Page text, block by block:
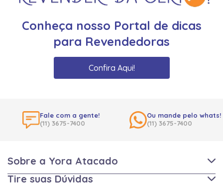
Conheça nosso Portal de dicas
para Revendedoras
Confira Aqui!
Fale com a gente!
(11) 3675-7400
Ou mande pelo whats!
(11) 3675-7400
Sobre a Yora Atacado
Tire suas Dúvidas